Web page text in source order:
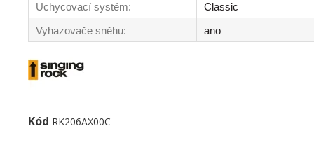
Uchycovací systém:
Classic
Vyhazovače sněhu:
ano
Kód RK206AX00C